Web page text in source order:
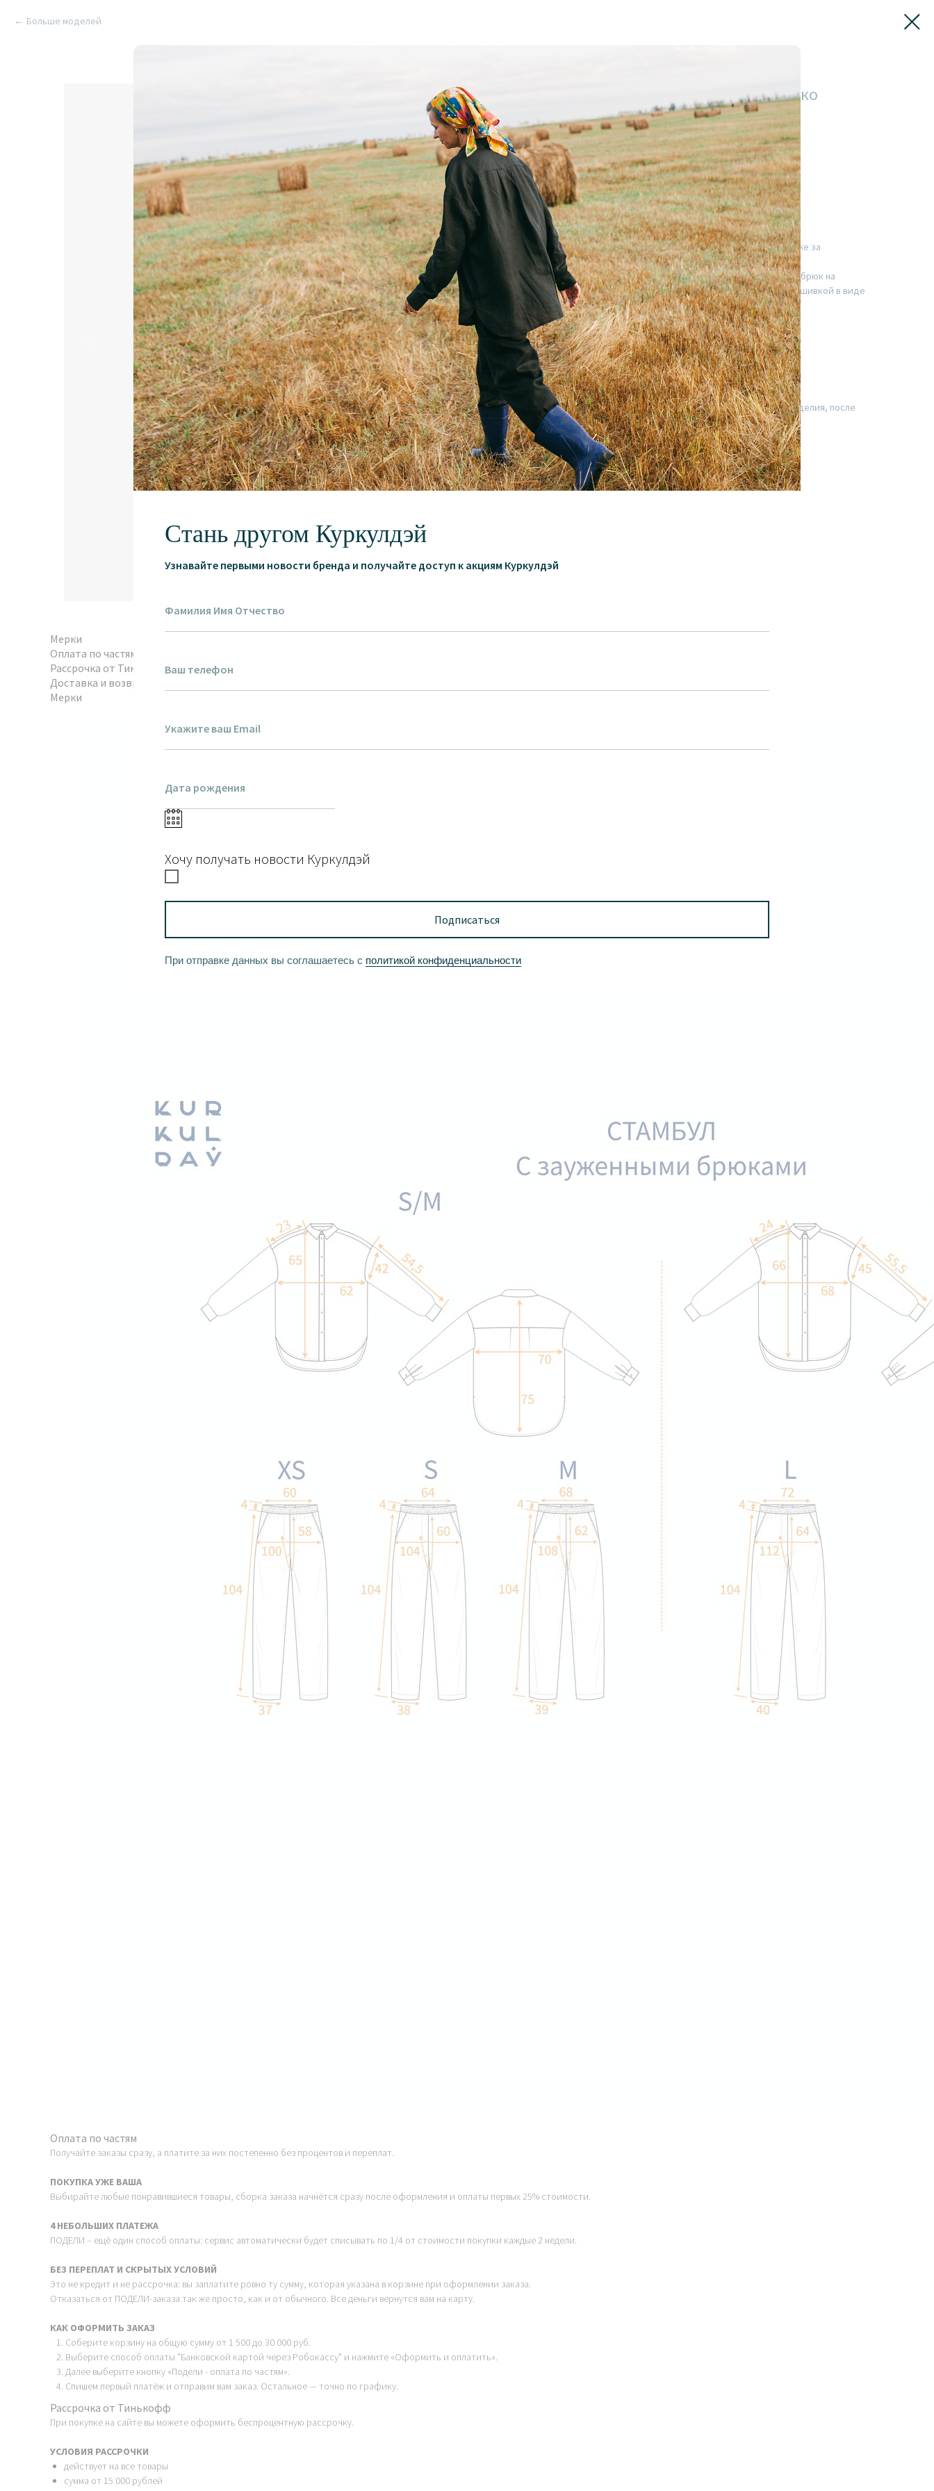
Больше моделей
Городская пижама СТАМБУЛ ореховое молоко
KURKULDAY
SKU:#11KKD7_22_F14D4_01(2)
7495,00 р. 14990,00 р.
В корзину
Городская пижама создана, чтобы чувствовать себя везде как дома, даже за
пределами своей спальни.
Он состоит из свободной рубашки с манжетами и зауженных свободных брюк на
резинке с карманами. Теперь у рубашки появился нагрудный карман с вышивкой в виде
камыша, повторяющей наш логотип.
Длина брюк 100 см.
Состав: 100% лён.
Плотность льна:180 г/м2.
Уход: машинная или ручная стирка при 30 градусах. Как и все льняные изделия, после
стирки становится даже лучше.
Размеры на Саше: S.
Параметры модели:
Рост -167 см.
Обхват груди - 88 см.
Состав: лён
Мерки
Оплата по частям
Рассрочка от Тинькофф
Доставка и возврат
Мерки
Оплата по частям
Получайте заказы сразу, а платите за них постепенно без процентов и переплат.
ПОКУПКА УЖЕ ВАША
Выбирайте любые понравившиеся товары, сборка заказа начнётся сразу после оформления и оплаты первых 25% стоимости.
4 НЕБОЛЬШИХ ПЛАТЕЖА
ПОДЕЛИ – ещё один способ оплаты: сервис автоматически будет списывать по 1/4 от стоимости покупки каждые 2 недели.
БЕЗ ПЕРЕПЛАТ И СКРЫТЫХ УСЛОВИЙ
Это не кредит и не рассрочка: вы заплатите ровно ту сумму, которая указана в корзине при оформлении заказа.
Отказаться от ПОДЕЛИ-заказа так же просто, как и от обычного. Все деньги вернутся вам на карту.
КАК ОФОРМИТЬ ЗАКАЗ
Соберите корзину на общую сумму от 1 500 до 30 000 руб.
Выберите способ оплаты "Банковской картой через Робокассу" и нажмите «Оформить и оплатить».
Далее выберите кнопку «Подели - оплата по частям».
Спишем первый платёж и отправим вам заказ. Остальное — точно по графику.
Рассрочка от Тинькофф
При покупке на сайте вы можете оформить беспроцентную рассрочку.
УСЛОВИЯ РАССРОЧКИ
действует на все товары
сумма от 15 000 рублей
Стань другом Куркулдэй
Узнавайте первыми новости бренда и получайте доступ к акциям Куркулдэй
Хочу получать новости Куркулдэй
Подписаться
При отправке данных вы соглашаетесь с политикой конфиденциальности